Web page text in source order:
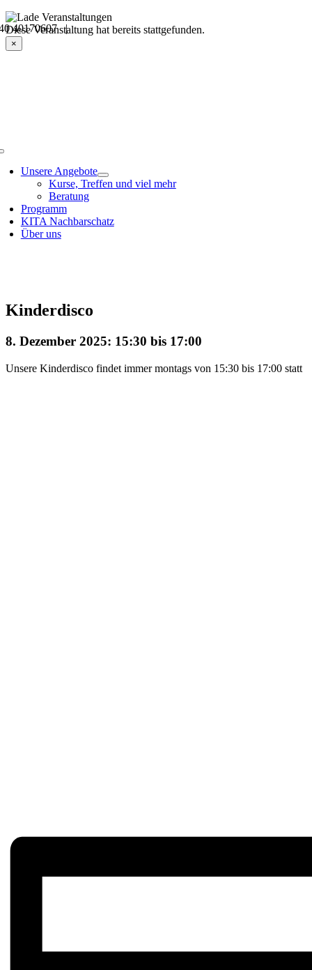
Skip
to
content
40170607 |
Unsere Angebote
Kurse, Treffen und viel mehr
Beratung
Programm
KITA Nachbarschatz
Über uns
Veranstaltungsdetails
Diese Veranstaltung hat bereits stattgefunden.
×
Kinderdisco
8. Dezember 2025: 15:30 bis 17:00
Unsere Kinderdisco findet immer montags von 15:30 bis 17:00 statt